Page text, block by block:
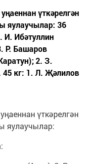
үткәрелгән
яулаучылар: 36
И. Ибәтуллин
Р. Башаров
2. З.
кг: 1. Л. Җәлилов
үткәрелгән
яулаучылар: